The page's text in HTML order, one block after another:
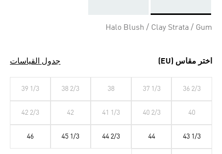
Halo Blush / Clay Strata / Gum
اختر مقاس (EU) جدول القياسات
36 2/3
37 1/3
38
38 2/3
39 1/3
40
40 2/3
41 1/3
42
42 2/3
43 1/3
44
44 2/3
45 1/3
46